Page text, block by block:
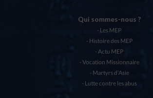
Qui sommes-nous ?
Les MEP
Histoire des MEP
Actu MEP
Vocation Missionnaire
Martyrs d’Asie
Lutte contre les abus